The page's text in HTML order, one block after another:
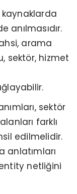
kaynaklarda
anılmasıdır.
arama
sektör, hizmet
sektör
farklı
edilmelidir.
anlatımları
netliğini